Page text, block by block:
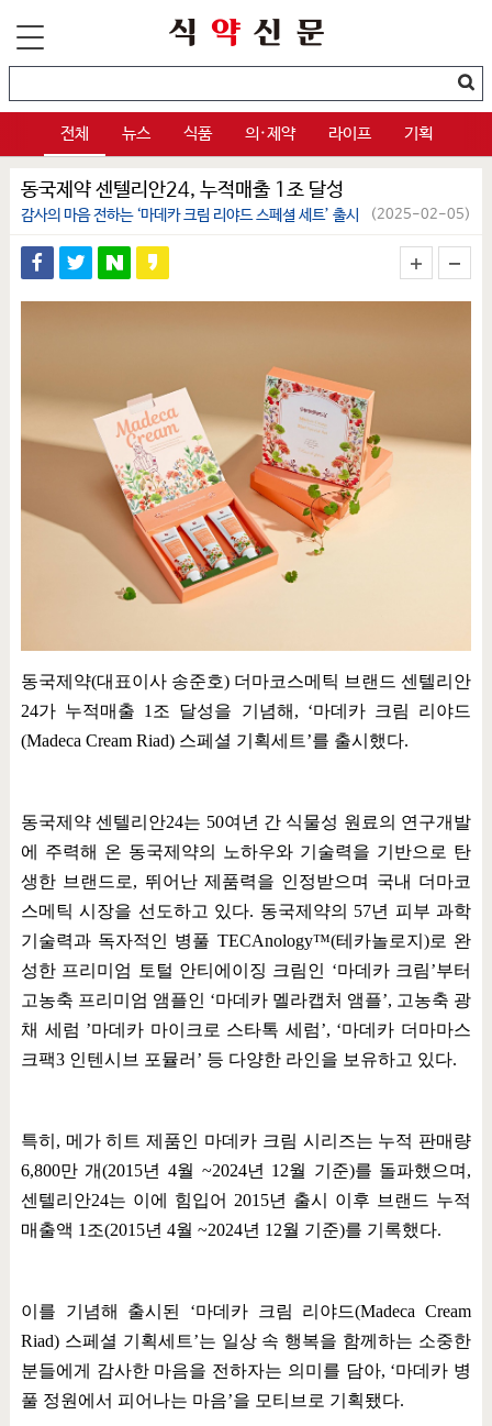
전체 뉴스 식품 의·제약 라이프 기획
동국제약 센텔리안24, 누적매출 1조 달성
감사의 마음 전하는 ‘마데카 크림 리야드 스페셜 세트’ 출시 (2025-02-05)
동국제약(대표이사 송준호) 더마코스메틱 브랜드 센텔리안
24가 누적매출 1 조 달성을 기념해 , ‘마데카 크림 리야드
(Madeca Cream Riad) 스페셜 기획세트’를 출시했다.
동국제약 센텔리안24는 50여년 간 식물성 원료의 연구개발
에 주력해 온 동국제약의 노하우와 기술력을 기반으로 탄
생한 브랜드로, 뛰어난 제품력을 인정받으며 국내 더마코
스메틱 시장을 선도하고 있다. 동국제약의 57년 피부 과학
기술력과 독자적인 병풀 TECAnology™(테카놀로지 )로 완
성한 프리미엄 토털 안티에이징 크림인 ‘마데카 크림’부터
고농축 프리미엄 앰플인 ‘마데카 멜라캡처 앰플’, 고농축 광
채 세럼 ’마데카 마이크로 스타톡 세럼’, ‘마데카 더마마스
크팩3 인텐시브 포뮬러 ’ 등 다양한 라인을 보유하고 있다.
특히 , 메가 히트 제품인 마데카 크림 시리즈는 누적 판매량
6,800만 개(2015년 4월 ~2024년 12월 기준)를 돌파했으며 ,
센텔리안24는 이에 힘입어 2015년 출시 이후 브랜드 누적
매출액 1 조(2015년 4월 ~2024년 12월 기준)를 기록했다.
이를 기념해 출시된 ‘마데카 크림 리야드(Madeca Cream
Riad) 스페셜 기획세트’는 일상 속 행복을 함께하는 소중한
분들에게 감사한 마음을 전하자는 의미를 담아, ‘마데카 병
풀 정원에서 피어나는 마음’을 모티브로 기획됐다.